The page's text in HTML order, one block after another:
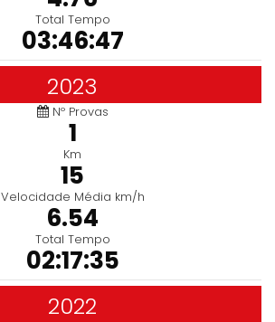
Total Tempo
03:46:47
2023
Nº Provas
1
Km
15
Velocidade Média km/h
6.54
Total Tempo
02:17:35
2022